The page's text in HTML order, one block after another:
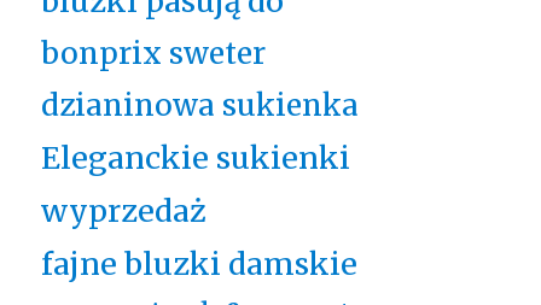
bonprix sweter
dzianinowa sukienka
Eleganckie sukienki
wyprzedaż
fajne bluzki damskie